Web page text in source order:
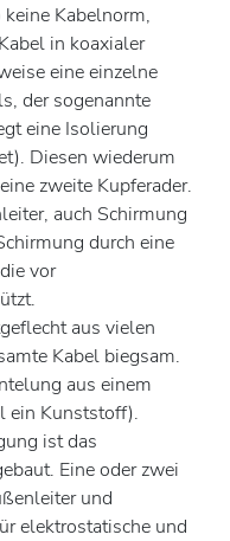
Kabelnorm,
in koaxialer
eine einzelne
der sogenannte
eine Isolierung
Diesen wiederum
zweite Kupferader.
auch Schirmung
durch eine
vor
aus vielen
Kabel biegsam.
aus einem
ein Kunststoff).
ist das
Eine oder zwei
und
elektrostatische und